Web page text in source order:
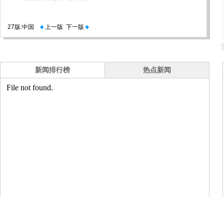
27版:中国 上一版 下一版
新闻排行榜 热点新闻